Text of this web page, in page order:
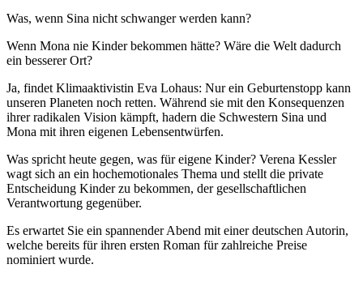
Was, wenn Sina nicht schwanger werden kann?
Wenn Mona nie Kinder bekommen hätte? Wäre die Welt dadurch
ein besserer Ort?
Ja, findet Klimaaktivistin Eva Lohaus: Nur ein Geburtenstopp kann
unseren Planeten noch retten. Während sie mit den Konsequenzen
ihrer radikalen Vision kämpft, hadern die Schwestern Sina und
Mona mit ihren eigenen Lebensentwürfen.
Was spricht heute gegen, was für eigene Kinder? Verena Kessler
wagt sich an ein hochemotionales Thema und stellt die private
Entscheidung Kinder zu bekommen, der gesellschaftlichen
Verantwortung gegenüber.
Es erwartet Sie ein spannender Abend mit einer deutschen Autorin,
welche bereits für ihren ersten Roman für zahlreiche Preise
nominiert wurde.